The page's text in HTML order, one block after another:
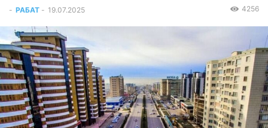
- РАБАТ - 19.07.2025 4256